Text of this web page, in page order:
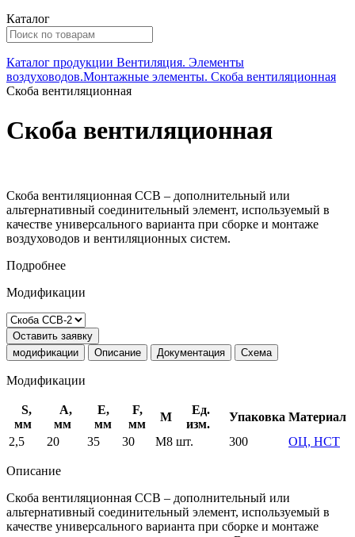
Каталог
Каталог продукции Вентиляция. Элементы
воздуховодов.Монтажные элементы. Скоба вентиляционная
Скоба вентиляционная
Скоба вентиляционная
Скоба вентиляционная ССВ – дополнительный или
альтернативный соединительный элемент, используемый в
качестве универсального варианта при сборке и монтаже
воздуховодов и вентиляционных систем.
Подробнее
Модификации
Оставить заявку
модификации
Описание Документация Схема
Модификации
S,
мм
A,
мм
E,
мм
F,
мм
М
Ед.
изм.
Упаковка Материал
2,5
20 35 30 М8 шт. 300 ОЦ, НСТ
Описание
Скоба вентиляционная ССВ – дополнительный или
альтернативный соединительный элемент, используемый в
качестве универсального варианта при сборке и монтаже